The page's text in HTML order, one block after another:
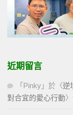
近期留言
「 Pinky 」於〈逆
對合宜的愛心行動